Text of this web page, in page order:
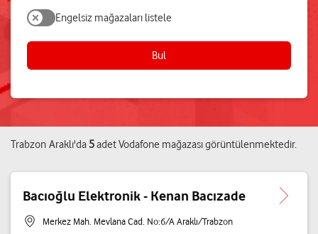
Bul
Engelsiz mağazaları listele
Trabzon Araklı'da5adetVodafone mağazasıgörüntülenmektedir.
Bacıoğlu Elektronik - Kenan Bacızade
Merkez Mah. Mevlana Cad. No:6/A Araklı/Trabzon